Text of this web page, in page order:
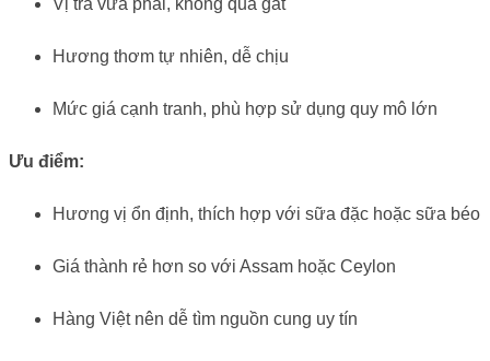
Vị trà vừa phải, không quá gắt
Hương thơm tự nhiên, dễ chịu
Mức giá cạnh tranh, phù hợp sử dụng quy mô lớn
Ưu điểm:
Hương vị ổn định, thích hợp với sữa đặc hoặc sữa béo
Giá thành rẻ hơn so với Assam hoặc Ceylon
Hàng Việt nên dễ tìm nguồn cung uy tín